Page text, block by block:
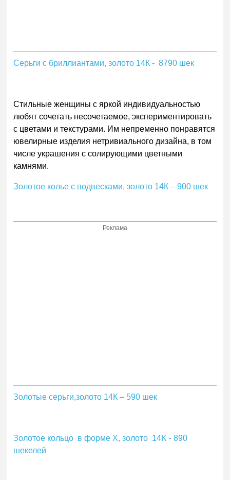
Серьги с бриллиантами, золото 14К - 8790 шек
Стильные женщины с яркой индивидуальностью
любят сочетать несочетаемое, экспериментировать
с цветами и текстурами. Им непременно понравятся
ювелирные изделия нетривиального дизайна, в том
числе украшения с солирующими цветными
камнями.
Золотое колье с подвесками, золото 14К – 900 шек
Реклама
Золотые серьги,золото 14К – 590 шек
Золотое кольцо в форме Х, золото 14K - 890
шекелей